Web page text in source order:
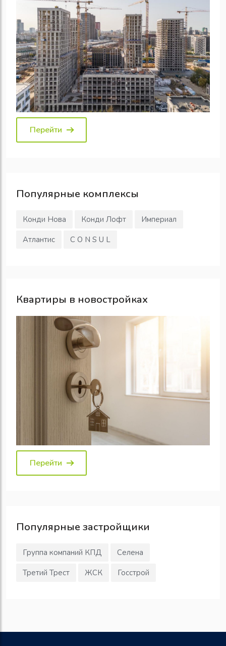
Перейти
Популярные комплексы
Конди Нова Конди Лофт
Империал
Атлантис
C O N S U L
Квартиры в новостройках
Перейти
Популярные застройщики
Группа компаний КПД
Селена
Третий Трест
ЖСК Госстрой